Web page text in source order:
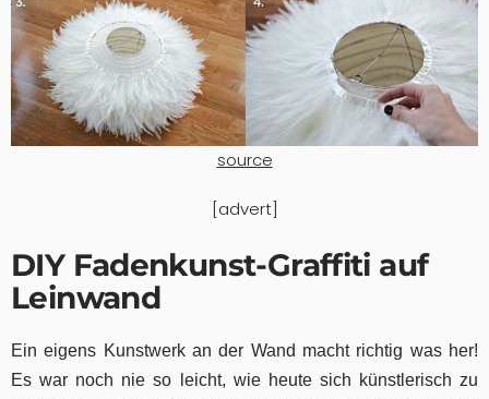
source
[advert]
DIY Fadenkunst-Graffiti auf
Leinwand
Ein eigens Kunstwerk an der Wand macht richtig was her!
Es war noch nie so leicht, wie heute sich künstlerisch zu